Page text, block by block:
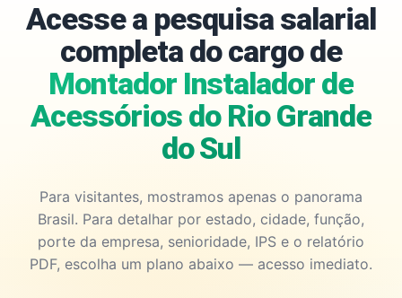
Acesse a pesquisa salarial
completa do cargo de
Montador Instalador de
Acessórios do Rio Grande
do Sul
Para visitantes, mostramos apenas o panorama
Brasil. Para detalhar por estado, cidade, função,
porte da empresa, senioridade, IPS e o relatório
PDF, escolha um plano abaixo — acesso imediato.